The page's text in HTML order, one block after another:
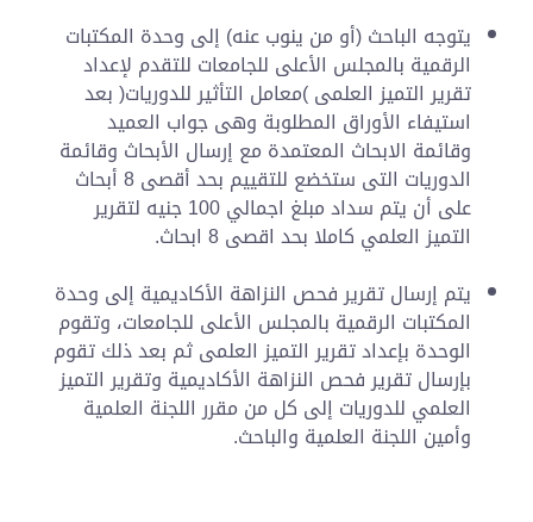
يتوجه الباحث (أو من ينوب عنه) إلى وحدة المكتبات
الرقمية بالمجلس الأعلى للجامعات للتقدم لإعداد
تقرير التميز العلمى )معامل التأثير للدوريات( بعد
استيفاء الأوراق المطلوبة وهى جواب العميد
وقائمة الابحاث المعتمدة مع إرسال الأبحاث وقائمة
الدوريات التى ستخضع للتقييم بحد أقصى 8 أبحاث
على أن يتم سداد مبلغ اجمالي 100 جنيه لتقرير
التميز العلمي كاملا بحد اقصى 8 ابحاث.
يتم إرسال تقرير فحص النزاهة الأكاديمية إلى وحدة
المكتبات الرقمية بالمجلس الأعلى للجامعات، وتقوم
الوحدة بإعداد تقرير التميز العلمى ثم بعد ذلك تقوم
بإرسال تقرير فحص النزاهة الأكاديمية وتقرير التميز
العلمي للدوريات إلى كل من مقرر اللجنة العلمية
وأمين اللجنة العلمية والباحث.